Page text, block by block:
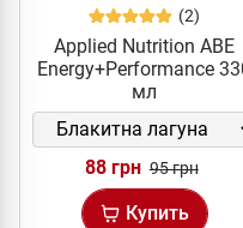
(2)
Applied Nutrition ABE
Energy+Performance
мл
88 грн 95 грн
Купить